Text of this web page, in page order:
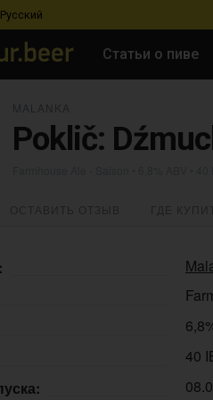
Русский
Статьи о пиве
Poklič:
40